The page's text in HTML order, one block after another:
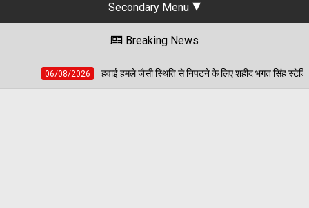
Secondary Menu
Breaking News
हमले जैसी स्थिति से निपटने के लिए शहीद भगत सिंह स्टेडियम में हुई मॉक एक्सरसाइज, आठ